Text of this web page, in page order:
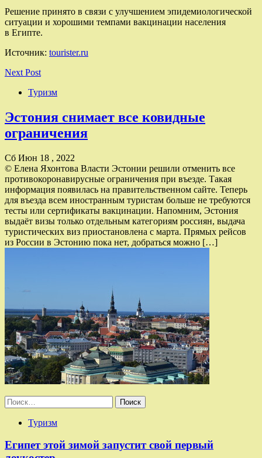
Решение принято в связи с улучшением эпидемиологической
ситуации и хорошими темпами вакцинации населения
в Египте.
Источник: tourister.ru
Next Post
Туризм
Эстония снимает все ковидные
ограничения
Сб Июн 18 , 2022
© Елена Яхонтова Власти Эстонии решили отменить все
противокоронавирусные ограничения при въезде. Такая
информация появилась на правительственном сайте. Теперь
для въезда всем иностранным туристам больше не требуются
тесты или сертификаты вакцинации. Напомним, Эстония
выдаёт визы только отдельным категориям россиян, выдача
туристических виз приостановлена с марта. Прямых рейсов
из России в Эстонию пока нет, добраться можно […]
Найти:
Туризм
Египет этой зимой запустит свой первый